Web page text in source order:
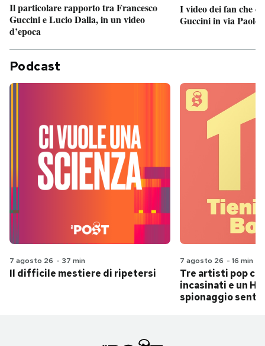
Il particolare rapporto tra Francesco
Guccini e Lucio Dalla, in un video
d’epoca
I video dei fan che
Guccini in via Paolo
Podcast
7 agosto 26 - 37 min
Il difficile mestiere di ripetersi
7 agosto 26 - 16 min
Tre artisti pop
incasinati e un
spionaggio